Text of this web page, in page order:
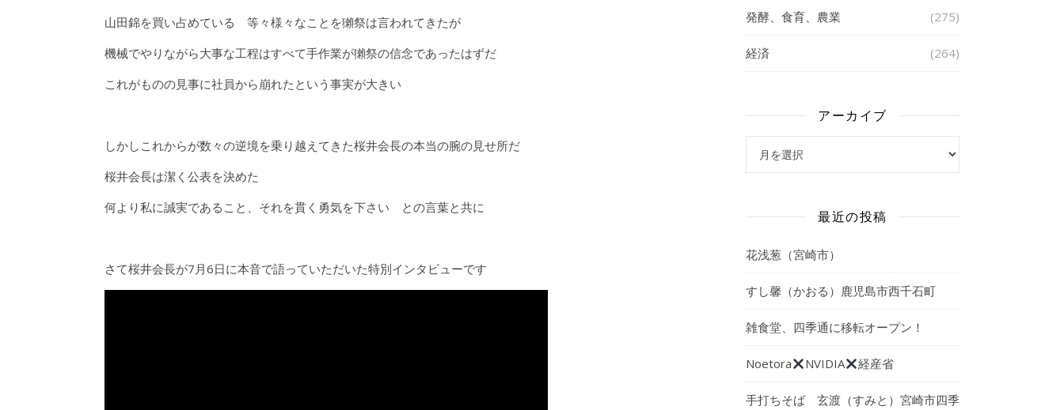
山田錦を買い占めている 等々様々なことを獺祭は言われてきたが
機械でやりながら大事な工程はすべて手作業が獺祭の信念であったはずだ
これがものの見事に社員から崩れたという事実が大きい
しかしこれからが数々の逆境を乗り越えてきた桜井会長の本当の腕の見せ所だ
桜井会長は潔く公表を決めた
何より私に誠実であること、それを貫く勇気を下さい との言葉と共に
さて桜井会長が7月6日に本音で語っていただいた特別インタビューです
発酵、食育、農業 (275)
経済 (264)
アーカイブ
最近の投稿
花浅葱（宮崎市）
すし馨（かおる）鹿児島市西千石町
雑食堂、四季通に移転オープン！
Noetora NVIDIA 経産省
手打ちそば 玄渡（すみと）宮崎市四季